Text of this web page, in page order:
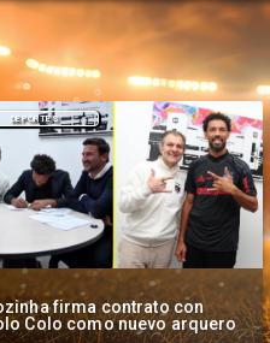
cae por penales ante
Juniors en Copa
DEPORTES